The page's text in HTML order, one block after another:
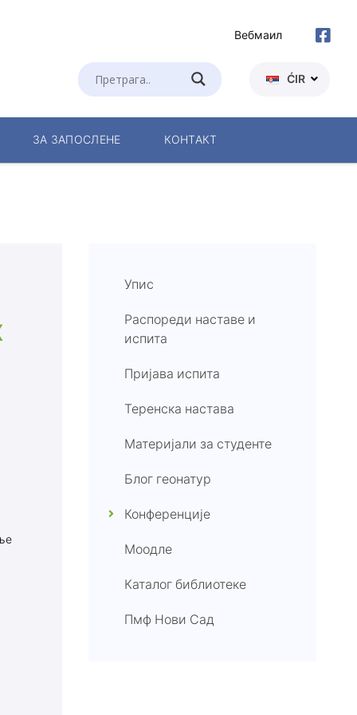
Вебмаил
ĆIR
ЗА ЗАПОСЛЕНЕ КОНТАКТ
Упис
Распореди наставе и
испита
Пријава испита
Теренска настава
Материјали за студенте
Блог геонатур
Конференције
Моодле
Каталог библиотеке
Пмф Нови Сад